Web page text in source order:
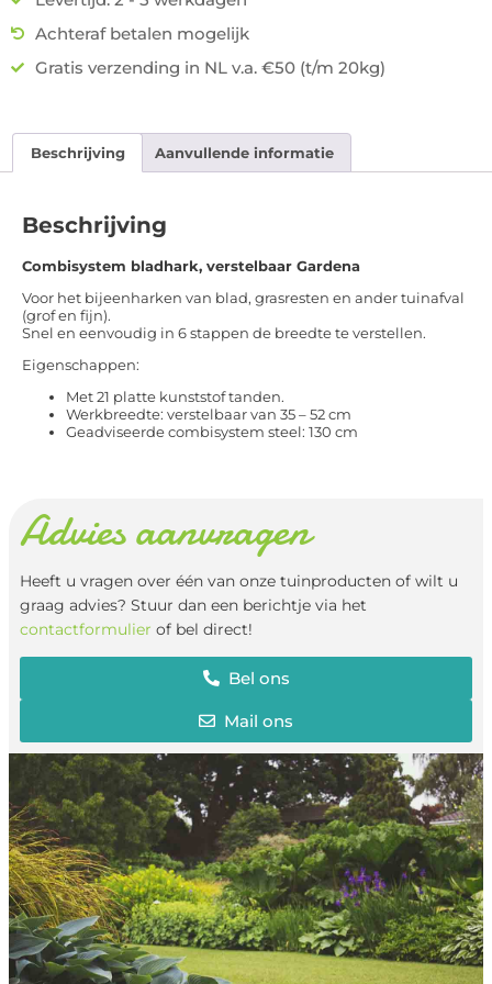
Achteraf betalen mogelijk
Gratis verzending in NL v.a. €50 (t/m 20kg)
Beschrijving Aanvullende informatie
Beschrijving
Combisystem bladhark, verstelbaar Gardena
Voor het bijeenharken van blad, grasresten en ander tuinafval
(grof en fijn).
Snel en eenvoudig in 6 stappen de breedte te verstellen.
Eigenschappen:
Met 21 platte kunststof tanden.
Werkbreedte: verstelbaar van 35 – 52 cm
Geadviseerde combisystem steel: 130 cm
Advies aanvragen
Heeft u vragen over één van onze tuinproducten of wilt u
graag advies? Stuur dan een berichtje via het
contactformulier of bel direct!
Bel ons
Mail ons